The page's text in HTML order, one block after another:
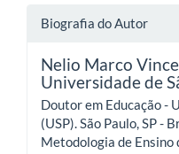
Biografia do Autor
Nelio Marco
Universidade de
Doutor em Educação -
(USP). São Paulo, SP -
Metodologia de Ensino